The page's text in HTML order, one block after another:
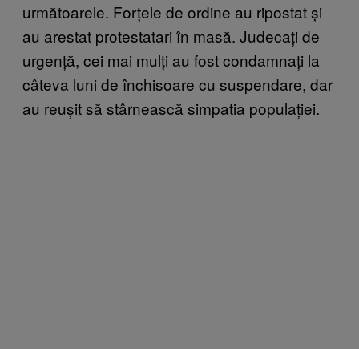
următoarele. Forțele de ordine au ripostat și
au arestat protestatari în masă. Judecați de
urgență, cei mai mulți au fost condamnați la
câteva luni de închisoare cu suspendare, dar
au reușit să stârnească simpatia populației.